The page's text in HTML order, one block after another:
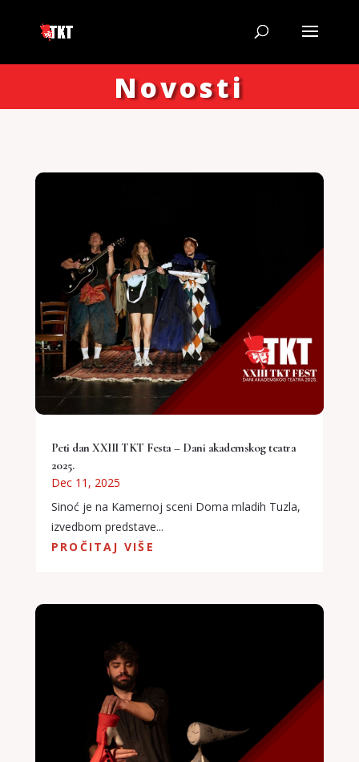
Novosti
Peti dan XXIII TKT Festa – Dani akademskog teatra
2025.
Dec 11, 2025
Sinoć je na Kamernoj sceni Doma mladih Tuzla,
izvedbom predstave...
PROČITAJ VIŠE